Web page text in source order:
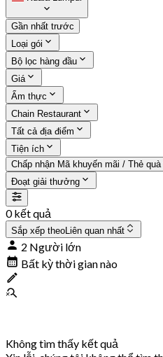
Gần nhất trước
Loại gói
Bộ lọc hàng đầu
Giá
Ẩm thực
Chain Restaurant
Tất cả địa điểm
Tiện ích
Chấp nhận Mã khuyến mãi / Thẻ quà
Đoạt giải thưởng
0 kết quả
Sắp xếp theoLiên quan nhất
2 Người lớn
Bất kỳ thời gian nào
Không tìm thấy kết quả